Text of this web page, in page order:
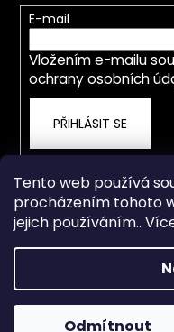
Tento web používá
procházením tohoto
jejich používáním..
Odmítnout
Od 4.5.2026 je prodejna
adrese Staré Město 838,
8.00-17.00 hod. PÁ 8.00-
E-mail
Vložením e-mailu
ochrany osobních
PŘIHLÁSIT SE
Copyright 2026
Upravit